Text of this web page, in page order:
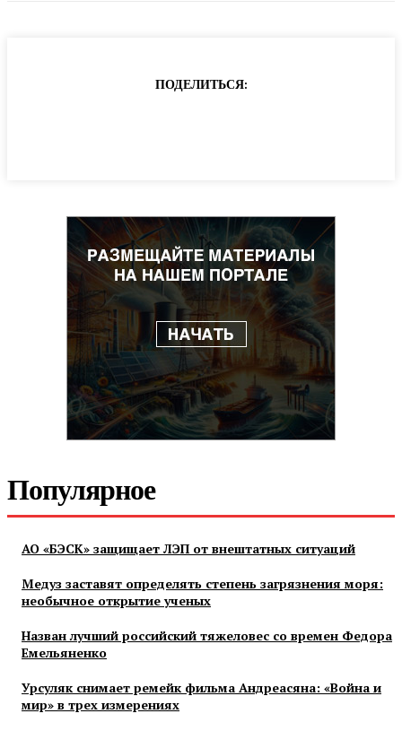
ПОДЕЛИТЬСЯ:
Популярное
АО «БЭСК» защищает ЛЭП от внештатных ситуаций
Медуз заставят определять степень загрязнения моря:
необычное открытие ученых
Назван лучший российский тяжеловес со времен Федора
Емельяненко
Урсуляк снимает ремейк фильма Андреасяна: «Война и
мир» в трех измерениях